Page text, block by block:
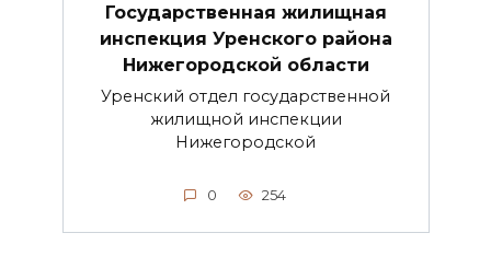
Государственная жилищная
инспекция Уренского района
Нижегородской области
Уренский отдел государственной
жилищной инспекции
Нижегородской
0 254